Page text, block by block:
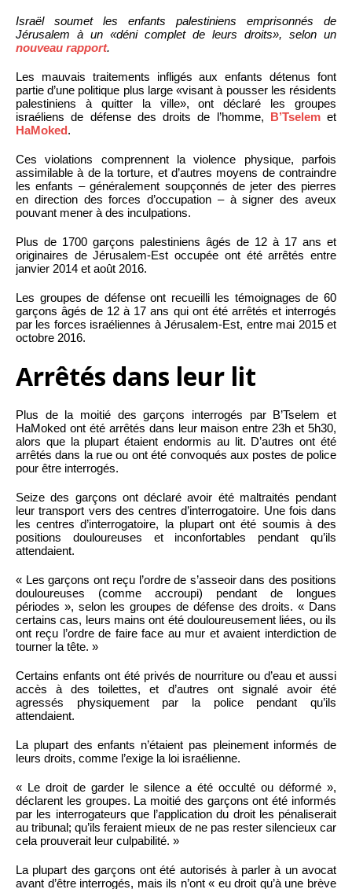
Israël soumet les enfants palestiniens emprisonnés de
Jérusalem à un «déni complet de leurs droits», selon un
nouveau rapport.
Les mauvais traitements infligés aux enfants détenus font
partie d’une politique plus large «visant à pousser les résidents
palestiniens à quitter la ville», ont déclaré les groupes
israéliens de défense des droits de l’homme, B’Tselemet
HaMoked.
Ces violations comprennent la violence physique, parfois
assimilable à de la torture, et d’autres moyens de contraindre
les enfants – généralement soupçonnés de jeter des pierres
en direction des forces d’occupation – à signer des aveux
pouvant mener à des inculpations.
Plus de 1700 garçons palestiniens âgés de 12 à 17 ans et
originaires de Jérusalem-Est occupée ont été arrêtés entre
janvier 2014 et août 2016.
Les groupes de défense ont recueilli les témoignages de 60
garçons âgés de 12 à 17 ans qui ont été arrêtés et interrogés
par les forces israéliennes à Jérusalem-Est, entre mai 2015 et
octobre 2016.
Arrêtés dans leur lit
Plus de la moitié des garçons interrogés par B’Tselem et
HaMoked ont été arrêtés dans leur maison entre 23h et 5h30,
alors que la plupart étaient endormis au lit. D’autres ont été
arrêtés dans la rue ou ont été convoqués aux postes de police
pour être interrogés.
Seize des garçons ont déclaré avoir été maltraités pendant
leur transport vers des centres d’interrogatoire. Une fois dans
les centres d’interrogatoire, la plupart ont été soumis à des
positions douloureuses et inconfortables pendant qu’ils
attendaient.
« Les garçons ont reçu l’ordre de s’asseoir dans des positions
douloureuses (comme accroupi) pendant de longues
périodes », selon les groupes de défense des droits. « Dans
certains cas, leurs mains ont été douloureusement liées, ou ils
ont reçu l’ordre de faire face au mur et avaient interdiction de
tourner la tête. »
Certains enfants ont été privés de nourriture ou d’eau et aussi
accès à des toilettes, et d’autres ont signalé avoir été
agressés physiquement par la police pendant qu’ils
attendaient.
La plupart des enfants n’étaient pas pleinement informés de
leurs droits, comme l’exige la loi israélienne.
« Le droit de garder le silence a été occulté ou déformé »,
déclarent les groupes. La moitié des garçons ont été informés
par les interrogateurs que l’application du droit les pénaliserait
au tribunal; qu’ils feraient mieux de ne pas rester silencieux car
cela prouverait leur culpabilité. »
La plupart des garçons ont été autorisés à parler à un avocat
avant d’être interrogés, mais ils n’ont « eu droit qu’à une brève